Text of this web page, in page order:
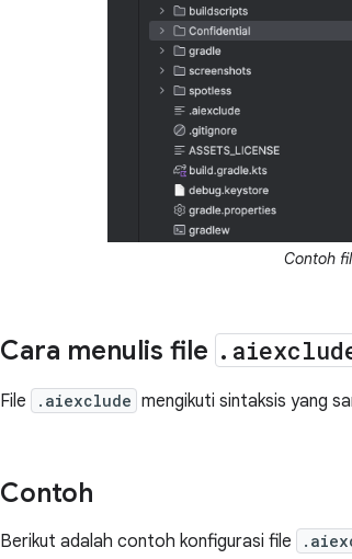
Contoh
Cara menulis file .
File .aiexclude mengikuti sintaksis yang
Contoh
Berikut adalah contoh konfigurasi file